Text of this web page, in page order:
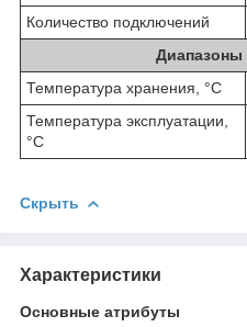
Количество подключений
Диапазоны
Температура хранения, °C
Температура эксплуатации,
°C
Скрыть
Характеристики
Основные атрибуты